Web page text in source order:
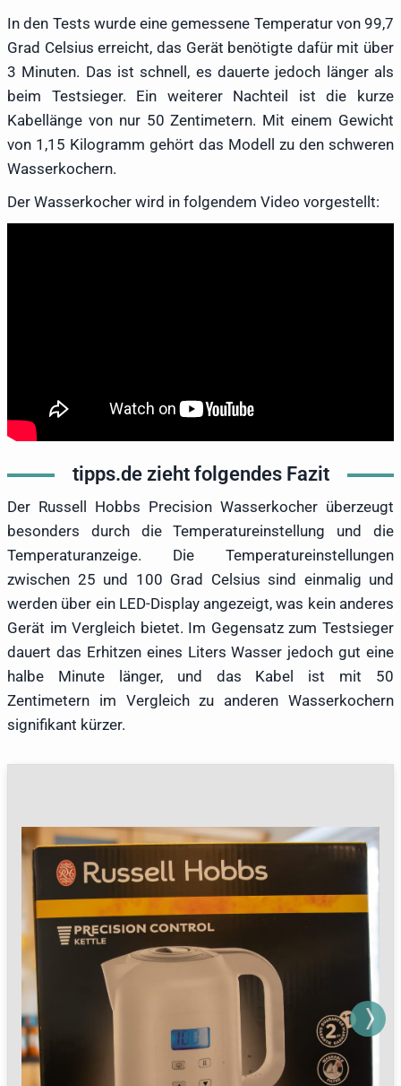
In den Tests wurde eine gemessene Temperatur von 99,7
Grad Celsius erreicht, das Gerät benötigte dafür mit über
3 Minuten. Das ist schnell, es dauerte jedoch länger als
beim Testsieger. Ein weiterer Nachteil ist die kurze
Kabellänge von nur 50 Zentimetern. Mit einem Gewicht
von 1,15 Kilogramm gehört das Modell zu den schweren
Wasserkochern.
Der Wasserkocher wird in folgendem Video vorgestellt:
tipps.de zieht folgendes Fazit
Der Russell Hobbs Precision Wasserkocher überzeugt
besonders durch die Temperatureinstellung und die
Temperaturanzeige. Die Temperatureinstellungen
zwischen 25 und 100 Grad Celsius sind einmalig und
werden über ein LED-Display angezeigt, was kein anderes
Gerät im Vergleich bietet. Im Gegensatz zum Testsieger
dauert das Erhitzen eines Liters Wasser jedoch gut eine
halbe Minute länger, und das Kabel ist mit 50
Zentimetern im Vergleich zu anderen Wasserkochern
signifikant kürzer.
Next